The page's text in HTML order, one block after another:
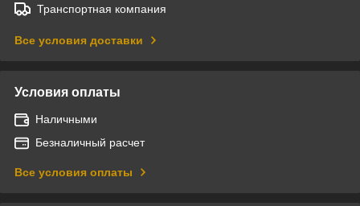
Транспортная компания
Все условия доставки
Условия оплаты
Наличными
Безналичный расчет
Все условия оплаты